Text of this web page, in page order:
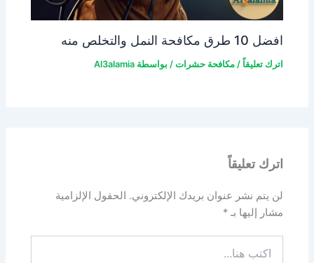
افضل 10 طرق مكافحة النمل والتخلص منه
اترك تعليقاً /مكافحة حشرات / بواسطة Al3alamia
اترك تعليقاً
لن يتم نشر عنوان بريدك الإلكتروني. الحقول الإلزامية
مشار إليها بـ*
هنا...